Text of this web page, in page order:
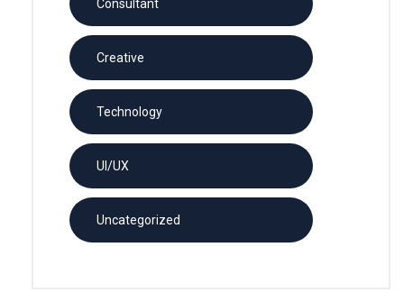
Consultant
Creative
Technology
UI/UX
Uncategorized